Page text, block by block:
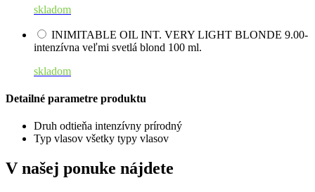
skladom
INIMITABLE OIL INT. VERY LIGHT BLONDE 9.00-
intenzívna veľmi svetlá blond 100 ml.
skladom
Detailné parametre produktu
Druh odtieňa intenzívny prírodný
Typ vlasov všetky typy vlasov
V našej ponuke nájdete